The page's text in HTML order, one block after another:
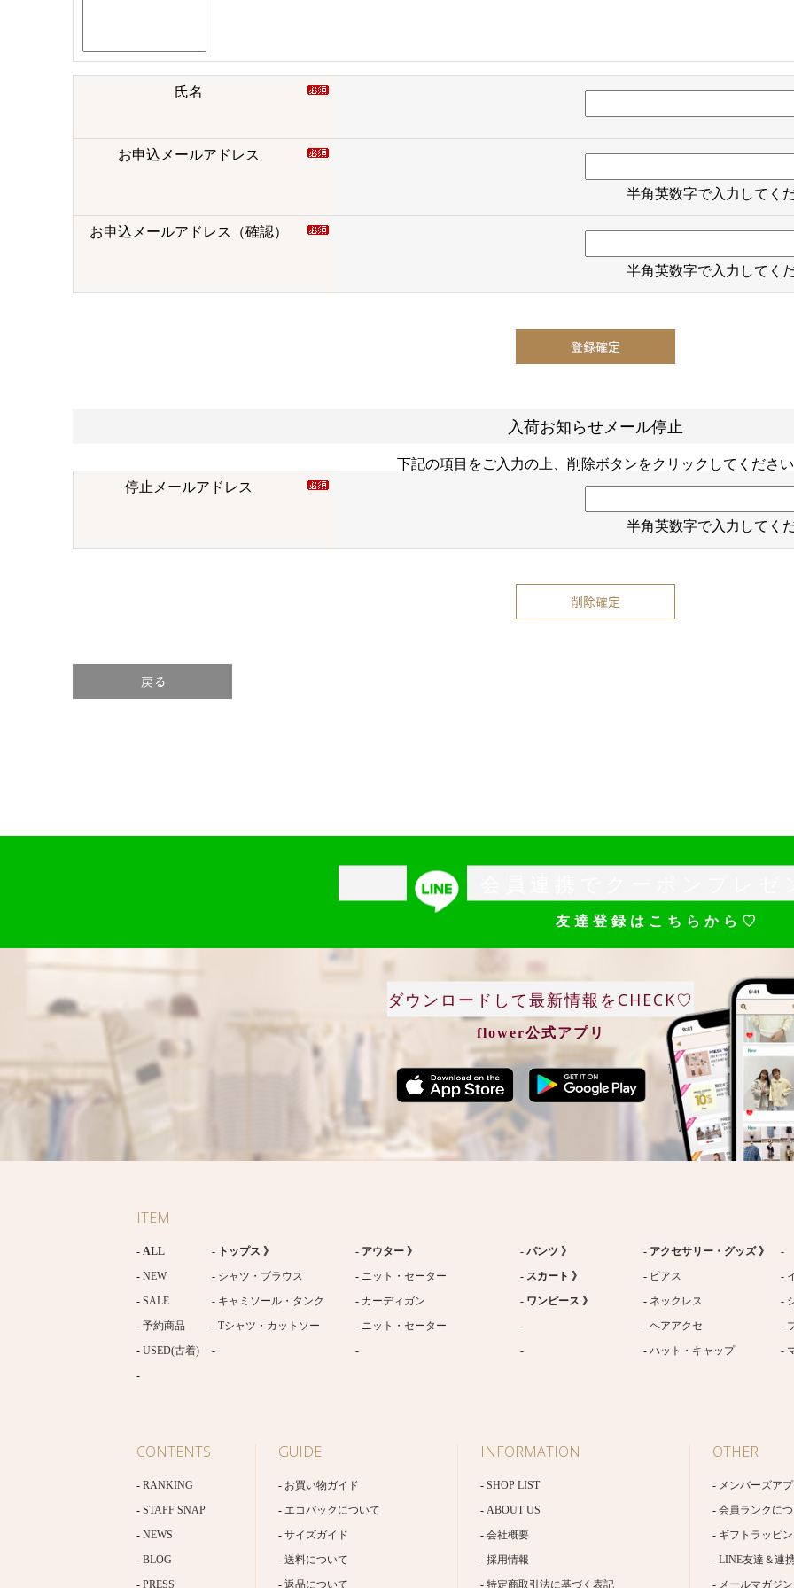
氏名
お申込メールアドレス
半角英数字で入力してく
お申込メールアドレス（確認）
半角英数字で入力してく
入荷お知らせメール停止
下記の項目をご入力の上、削除ボタンをクリックしてください
停止メールアドレス
半角英数字で入力してく
友達登録はこちらから♡
ダウンロードして最新情報をCHECK♡
flower公式アプリ
ITEM
ALL トップス 》 アウター 》 パンツ 》
アクセサリー・グッズ 》
NEW
シャツ・ブラウス ニット・セーター スカート 》 ピアス
SALE
キャミソール・タンク カーディガン ワンピース 》 ネックレス
予約商品
Tシャツ・カットソー ニット・セーター ヘアアクセ
USED(古着)
ハット・キャップ
CONTENTS
RANKING
STAFF SNAP
NEWS
BLOG
PRESS
GUIDE
お買い物ガイド
エコバックについて
サイズガイド
送料について
返品について
INFORMATION
SHOP LIST
ABOUT US
会社概要
採用情報
特定商取引法に基づく表記
OTHER
メンバーズア
会員ランクに
ギフトラッピ
LINE友達＆連
メールマガジン